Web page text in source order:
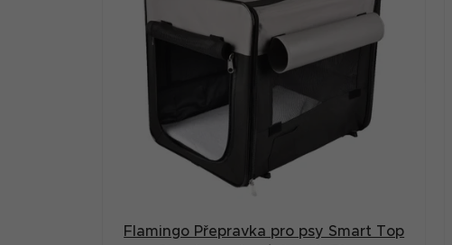
Flamingo Přepravka pro psy Smart Top